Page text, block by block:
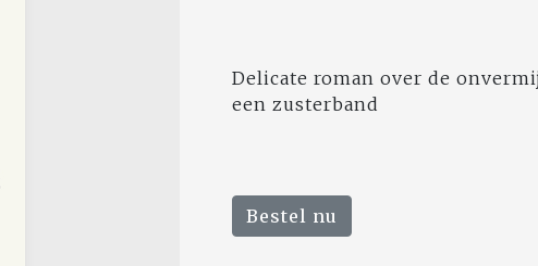
Delicate roman over de
een zusterband
Bestel nu